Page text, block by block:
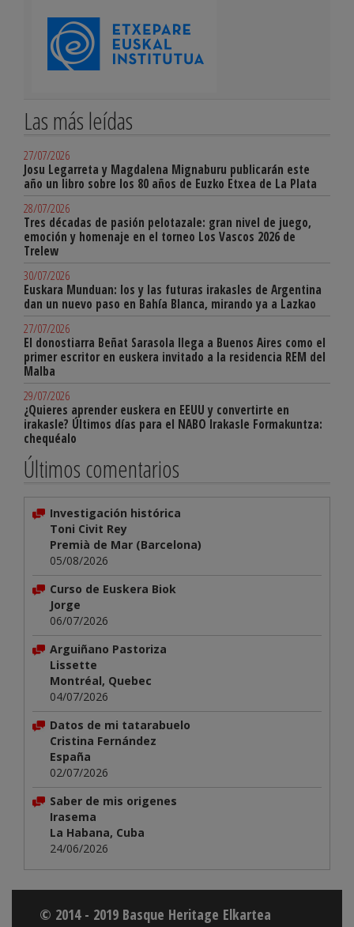
Las más leídas
27/07/2026
Josu Legarreta y Magdalena Mignaburu publicarán este
año un libro sobre los 80 años de Euzko Etxea de La Plata
28/07/2026
Tres décadas de pasión pelotazale: gran nivel de juego,
emoción y homenaje en el torneo Los Vascos 2026 de
Trelew
30/07/2026
Euskara Munduan: los y las futuras irakasles de Argentina
dan un nuevo paso en Bahía Blanca, mirando ya a Lazkao
27/07/2026
El donostiarra Beñat Sarasola llega a Buenos Aires como el
primer escritor en euskera invitado a la residencia REM del
Malba
29/07/2026
¿Quieres aprender euskera en EEUU y convertirte en
irakasle? Últimos días para el NABO Irakasle Formakuntza:
chequéalo
Últimos comentarios
Investigación histórica
Toni Civit Rey
Premià de Mar (Barcelona)
05/08/2026
Curso de Euskera Biok
Jorge
06/07/2026
Arguiñano Pastoriza
Lissette
Montréal, Quebec
04/07/2026
Datos de mi tatarabuelo
Cristina Fernández
España
02/07/2026
Saber de mis origenes
Irasema
La Habana, Cuba
24/06/2026
© 2014 - 2019 Basque Heritage Elkartea